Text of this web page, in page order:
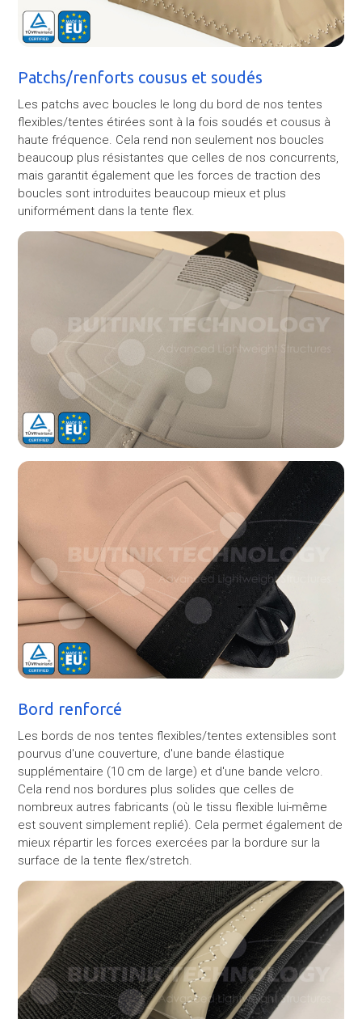
Patchs/renforts cousus et soudés
Les patchs avec boucles le long du bord de nos tentes
flexibles/tentes étirées sont à la fois soudés et cousus à
haute fréquence. Cela rend non seulement nos boucles
beaucoup plus résistantes que celles de nos concurrents,
mais garantit également que les forces de traction des
boucles sont introduites beaucoup mieux et plus
uniformément dans la tente flex.
Bord renforcé
Les bords de nos tentes flexibles/tentes extensibles sont
pourvus d'une couverture, d'une bande élastique
supplémentaire (10 cm de large) et d'une bande velcro.
Cela rend nos bordures plus solides que celles de
nombreux autres fabricants (où le tissu flexible lui-même
est souvent simplement replié). Cela permet également de
mieux répartir les forces exercées par la bordure sur la
surface de la tente flex/stretch.